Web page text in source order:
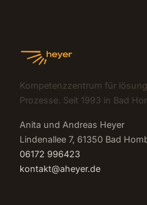
Kompetenzzentrum für
Prozesse. Seit 1993 in Bad
Anita und Andreas Heyer
Lindenallee 7, 61350 Bad
06172 996423
kontakt@aheyer.de